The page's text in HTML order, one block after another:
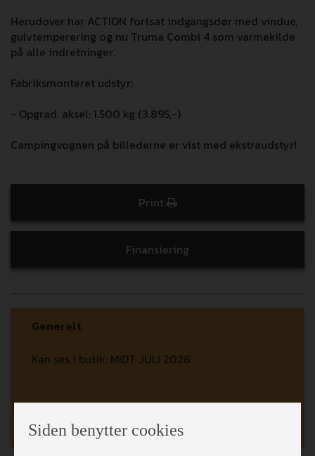
Herudover har ACTION fortsat indgangsdør med vindue,
gulvtemperering og nu Truma Combi 4 som varmekilde
på alle indretninger.
Fabriksmonteret udstyr:
- Opgrad. aksel: 1.500 kg (3.895,-)
Campingvognen på billederne er vist med ekstraudstyr!
Print
Finansiering
Generelt
Kan ses i butik: MIDT JULI 2026
Siden benytter cookies